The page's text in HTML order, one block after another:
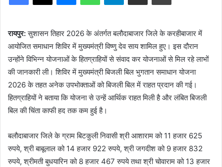
रायपुर:सुशासन तिहार 2026 के अंतर्गत बलौदाबाजार जिले के करहीबाजार में
आयोजित समाधान शिविर में मुख्यमंत्री विष्णु देव साय शामिल हुए। इस दौरान
उन्होंने विभिन्न योजनाओं के हितग्राहियों से संवाद कर योजनाओं से मिल रहे लाभों
की जानकारी ली। शिविर में मुख्यमंत्री बिजली बिल भुगतान समाधान योजना
2026 के तहत अनेक उपभोक्ताओं को बिजली बिल में राहत प्रदान की गई।
हितग्राहियों ने बताया कि योजना से उन्हें आर्थिक राहत मिली है और लंबित बिजली
बिल की चिंता काफी हद तक कम हुई है।
बलौदाबाजार जिले के ग्राम बिटकुली निवासी श्री आशाराम को 11 हजार 625
रुपये, श्री बाबूलाल को 14 हजार 922 रुपये, श्री जगदीश को 9 हजार 832
रुपये, श्रीमती बुधयारिन को 8 हजार 467 रुपये तथा श्री चोवाराम को 13 हजार